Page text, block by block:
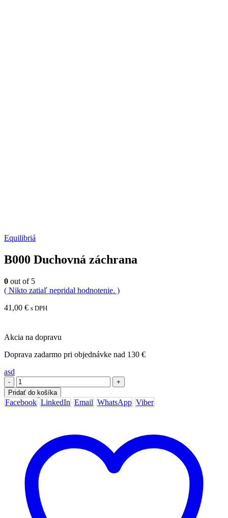
Equilibriá
B000 Duchovná záchrana
0 out of 5
( Nikto zatiaľ nepridal hodnotenie. )
41,00 € s DPH
Akcia na dopravu
Doprava zadarmo pri objednávke nad 130 €
asd
-
+
Pridať do košíka
Facebook LinkedIn Email WhatsApp Viber